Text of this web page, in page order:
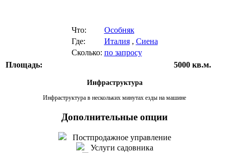
Что:
Особняк
Где:
Италия, Сиена
Сколько: по запросу
Площадь:
5000 кв.м.
Инфраструктура
Инфраструктура в нескольких минутах езды на машине
Дополнительные опции
Постпродажное управление
Услуги садовника